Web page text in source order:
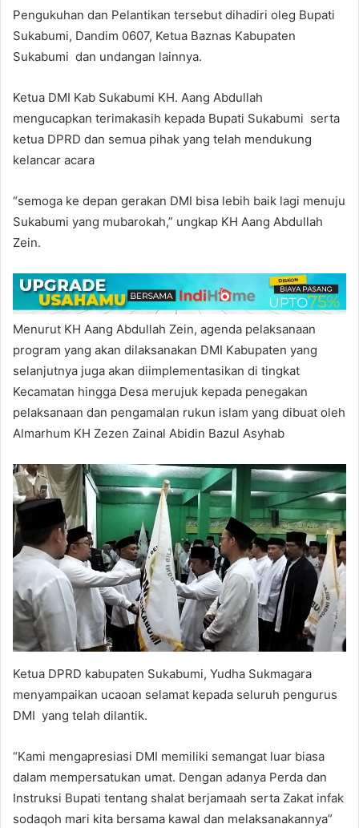
Pengukuhan dan Pelantikan tersebut dihadiri oleg Bupati
Sukabumi, Dandim 0607, Ketua Baznas Kabupaten
Sukabumi dan undangan lainnya.
Ketua DMI Kab Sukabumi KH. Aang Abdullah
mengucapkan terimakasih kepada Bupati Sukabumi serta
ketua DPRD dan semua pihak yang telah mendukung
kelancar acara
“semoga ke depan gerakan DMI bisa lebih baik lagi menuju
Sukabumi yang mubarokah,” ungkap KH Aang Abdullah
Zein.
Menurut KH Aang Abdullah Zein, agenda pelaksanaan
program yang akan dilaksanakan DMI Kabupaten yang
selanjutnya juga akan diimplementasikan di tingkat
Kecamatan hingga Desa merujuk kepada penegakan
pelaksanaan dan pengamalan rukun islam yang dibuat oleh
Almarhum KH Zezen Zainal Abidin Bazul Asyhab
Ketua DPRD kabupaten Sukabumi, Yudha Sukmagara
menyampaikan ucaoan selamat kepada seluruh pengurus
DMI yang telah dilantik.
“Kami mengapresiasi DMI memiliki semangat luar biasa
dalam mempersatukan umat. Dengan adanya Perda dan
Instruksi Bupati tentang shalat berjamaah serta Zakat infak
sodaqoh mari kita bersama kawal dan melaksanakannya”